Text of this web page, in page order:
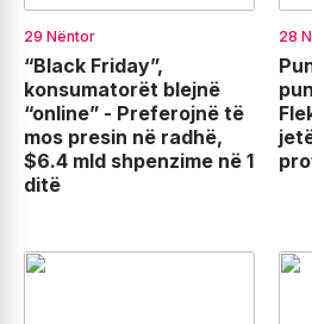
29 Nëntor
“Black Friday”,
konsumatorët blejnë
“online” - Preferojnë të
mos presin në radhë,
$6.4 mld shpenzime në 1
ditë
28